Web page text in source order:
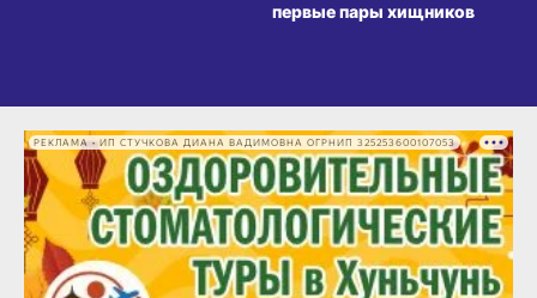
первые пары хищников
РЕКЛАМА • ИП СТУЧКОВА ДИАНА ВАДИМОВНА ОГРНИП 325253600107053